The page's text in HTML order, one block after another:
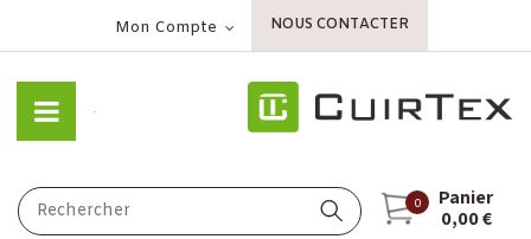
Mon Compte NOUS CONTACTER
0
Panier
0,00 €